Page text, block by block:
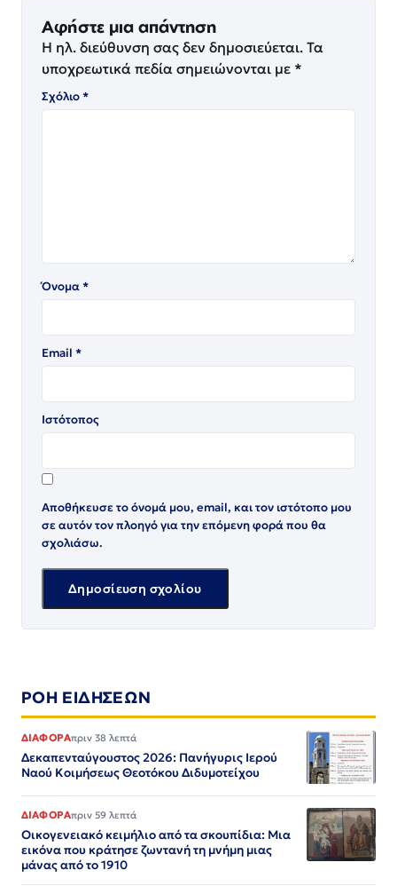
Αφήστε μια απάντηση
Η ηλ. διεύθυνση σας δεν δημοσιεύεται. Τα
υποχρεωτικά πεδία σημειώνονται με *
Σχόλιο*
Όνομα*
Email *
Ιστότοπος
Αποθήκευσε το όνομά μου, email, και τον ιστότοπο μου
σε αυτόν τον πλοηγό για την επόμενη φορά που θα
σχολιάσω.
ΡΟΗ ΕΙΔΗΣΕΩΝ
ΔΙΑΦΟΡΑπριν 38 λεπτά
Δεκαπενταύγουστος 2026: Πανήγυρις Ιερού
Ναού Κοιμήσεως Θεοτόκου Διδυμοτείχου
ΔΙΑΦΟΡΑπριν 59 λεπτά
Οικογενειακό κειμήλιο από τα σκουπίδια: Μια
εικόνα που κράτησε ζωντανή τη μνήμη μιας
μάνας από το 1910